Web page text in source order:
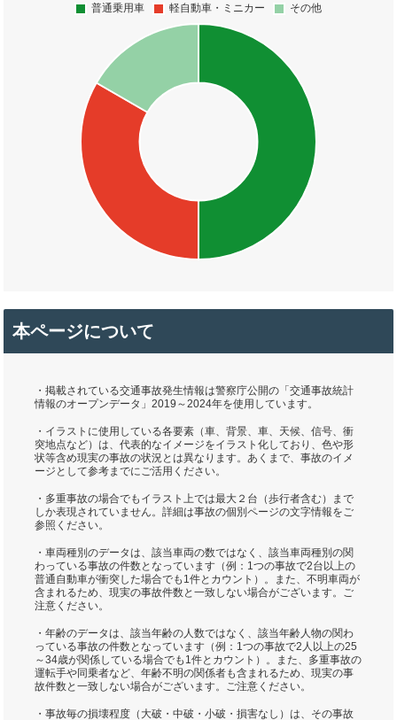
本ページについて
・掲載されている交通事故発生情報は警察庁公開の「交通事故統計
情報のオープンデータ」2019～2024年を使用しています。
・イラストに使用している各要素（車、背景、車、天候、信号、衝
突地点など）は、代表的なイメージをイラスト化しており、色や形
状等含め現実の事故の状況とは異なります。あくまで、事故のイメ
ージとして参考までにご活用ください。
・多重事故の場合でもイラスト上では最大２台（歩行者含む）まで
しか表現されていません。詳細は事故の個別ページの文字情報をご
参照ください。
・車両種別のデータは、該当車両の数ではなく、該当車両種別の関
わっている事故の件数となっています（例：1つの事故で2台以上の
普通自動車が衝突した場合でも1件とカウント）。また、不明車両が
含まれるため、現実の事故件数と一致しない場合がございます。ご
注意ください。
・年齢のデータは、該当年齢の人数ではなく、該当年齢人物の関わ
っている事故の件数となっています（例：1つの事故で2人以上の25
～34歳が関係している場合でも1件とカウント）。また、多重事故の
運転手や同乗者など、年齢不明の関係者も含まれるため、現実の事
故件数と一致しない場合がございます。ご注意ください。
・事故毎の損壊程度（大破・中破・小破・損害なし）は、その事故